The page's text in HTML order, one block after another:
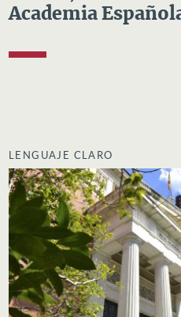
Academia
LENGUAJE CLARO